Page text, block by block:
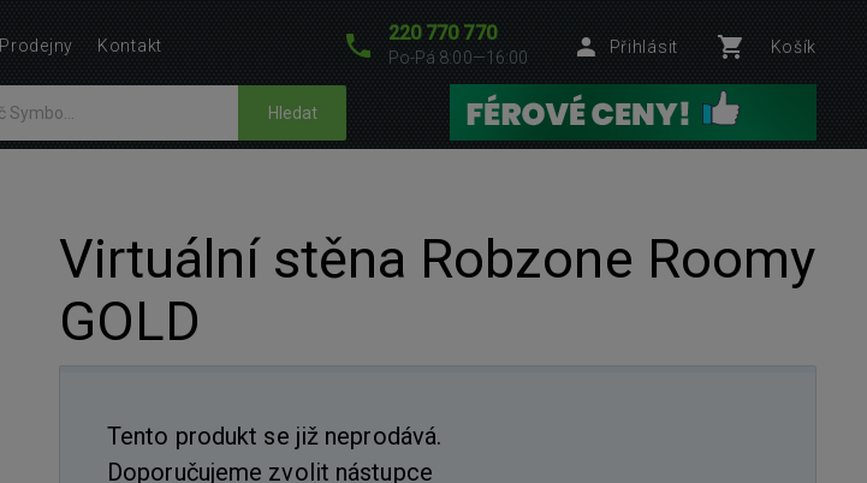
220 770 770
Po-Pá 8:00—16:00
Přihlásit Košík
Hledat
Virtuální stěna Robzone Roomy
GOLD
Tento produkt se již neprodává.
Doporučujeme zvolit nástupce
Prodejny Kontakt